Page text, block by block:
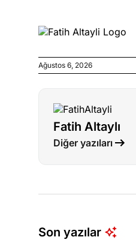
Ağustos 6, 2026
Fatih Altaylı
Diğer yazıları
Son yazılar